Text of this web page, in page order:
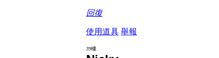
回復
使用道具 舉報
39樓